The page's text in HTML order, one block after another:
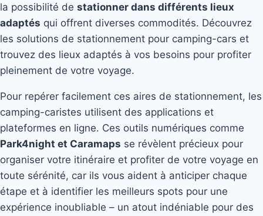
la possibilité de stationner dans différents lieux
adaptés qui offrent diverses commodités. Découvrez
les solutions de stationnement pour camping-cars et
trouvez des lieux adaptés à vos besoins pour profiter
pleinement de votre voyage.
Pour repérer facilement ces aires de stationnement, les
camping-caristes utilisent des applications et
plateformes en ligne. Ces outils numériques comme
Park4night et Caramaps se révèlent précieux pour
organiser votre itinéraire et profiter de votre voyage en
toute sérénité, car ils vous aident à anticiper chaque
étape et à identifier les meilleurs spots pour une
expérience inoubliable – un atout indéniable pour des